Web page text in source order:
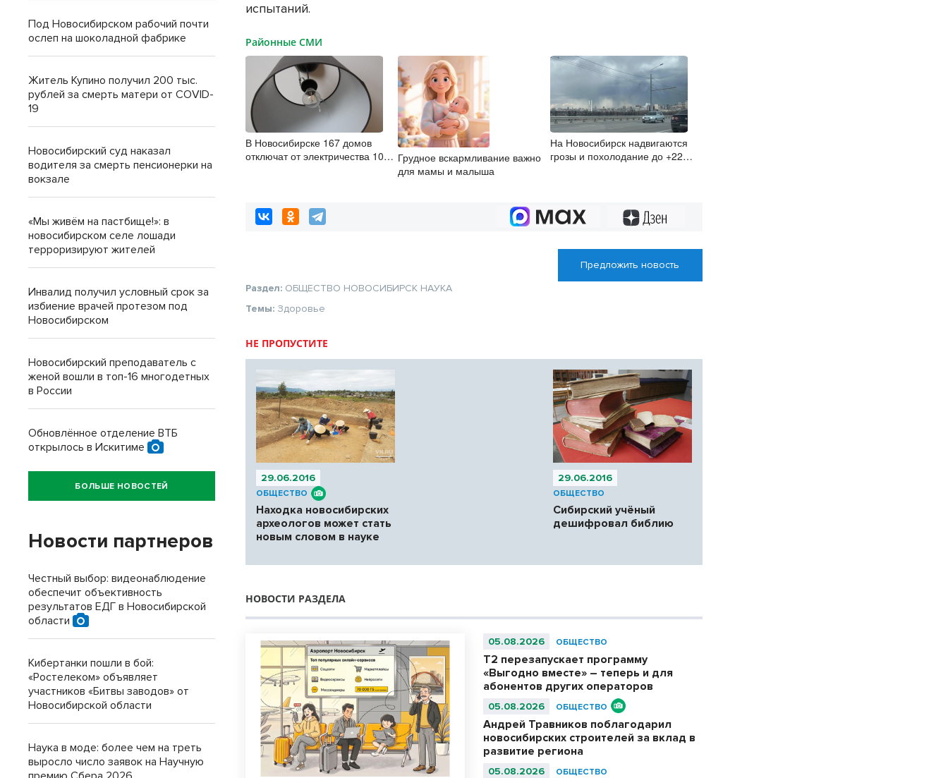
испытаний.
Районные СМИ
В Новосибирске 167 домов
отключат от электричества 10
Грудное вскармливание важно
для мамы и малыша
На Новосибирск надвигаются
грозы и похолодание до +22
Предложить новость
Раздел: ОБЩЕСТВО НОВОСИБИРСК НАУКА
Темы: Здоровье
НЕ ПРОПУСТИТЕ
29.06.2016
ОБЩЕСТВО
Находка новосибирских
археологов может стать
новым словом в науке
29.06.2016
ОБЩЕСТВО
Сибирский учёный
дешифровал библию
НОВОСТИ РАЗДЕЛА
05.08.2026 ОБЩЕСТВО
Т2 перезапускает программу
«Выгодно вместе» – теперь и для
абонентов других операторов
05.08.2026 ОБЩЕСТВО
Андрей Травников поблагодарил
новосибирских строителей за вклад в
развитие региона
05.08.2026 ОБЩЕСТВО
Под Новосибирском рабочий почти
ослеп на шоколадной фабрике
Житель Купино получил 200 тыс.
рублей за смерть матери от COVID-
19
Новосибирский суд наказал
водителя за смерть пенсионерки на
вокзале
«Мы живём на пастбище!»: в
новосибирском селе лошади
терроризируют жителей
Инвалид получил условный срок за
избиение врачей протезом под
Новосибирском
Новосибирский преподаватель с
женой вошли в топ-16 многодетных
в России
Обновлённое отделение ВТБ
открылось в Искитиме
БОЛЬШЕ НОВОСТЕЙ
Новости партнеров
Честный выбор: видеонаблюдение
обеспечит объективность
результатов ЕДГ в Новосибирской
области
Кибертанки пошли в бой:
«Ростелеком» объявляет
участников «Битвы заводов» от
Новосибирской области
Наука в моде: более чем на треть
выросло число заявок на Научную